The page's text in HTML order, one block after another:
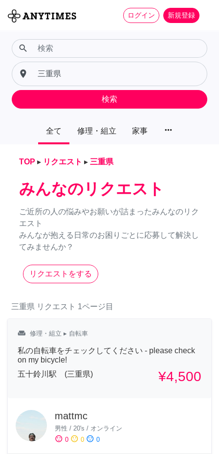
ログイン 新規登録
全て 修理・組立 家事 more_horiz
search
place
検索
TOP ▸ リクエスト ▸ 三重県
みんなのリクエスト
ご近所の人の悩みやお願いが詰まったみんなのリク
エスト
みんなが抱える日常のお困りごとに応募して解決し
てみませんか？
リクエストをする
三重県 リクエスト 1ページ目
weekend 修理・組立 ▸ 自転車
私の自転車をチェックしてください - please check
on my bicycle!
五十鈴川駅 (三重県)
¥4,500
mattmc
男性 / 20's / オンライン
sentiment_satisfied 0 sentiment_neutral 0 sentiment_dissatisfied 0